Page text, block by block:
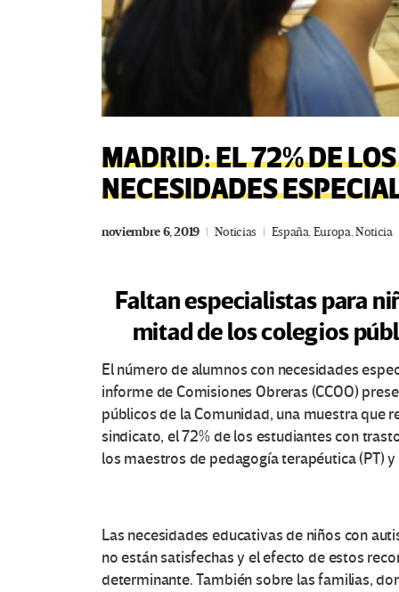
MADRID: EL 72% DE
NECESIDADES
noviembre 6, 2019 Noticias España,Europa,Noticia
Faltan especialistas para
mitad de los colegios
El número de alumnos con necesidades
informe de Comisiones Obreras (CCOO)
públicos de la Comunidad, una muestra que
sindicato, el 72% de los estudiantes con
los maestros de pedagogía terapéutica (PT)
Las necesidades educativas de niños con
no están satisfechas y el efecto de estos
determinante. También sobre las familias,